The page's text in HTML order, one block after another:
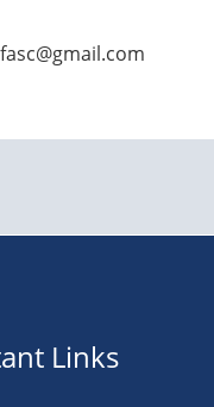
Links